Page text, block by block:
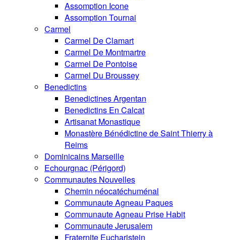
Assomption Icone
Assomption Tournai
Carmel
Carmel De Clamart
Carmel De Montmartre
Carmel De Pontoise
Carmel Du Broussey
Benedictins
Benedictines Argentan
Benedictins En Calcat
Artisanat Monastique
Monastère Bénédictine de Saint Thierry à
Reims
Dominicains Marseille
Echourgnac (Périgord)
Communautes Nouvelles
Chemin néocatéchuménal
Communaute Agneau Paques
Communaute Agneau Prise Habit
Communaute Jerusalem
Fraternite Eucharistein